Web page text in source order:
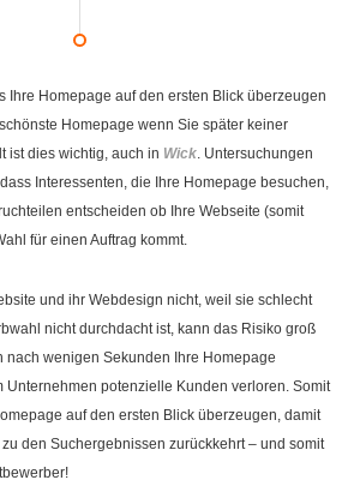
Ihre Homepage auf den ersten Blick überzeugen
Homepage wenn Sie später keiner
ist dies wichtig, auch in Wick. Untersuchungen
Interessenten, die Ihre Homepage besuchen,
entscheiden ob Ihre Webseite (somit
für einen Auftrag kommt.
und ihr Webdesign nicht, weil sie schlecht
nicht durchdacht ist, kann das Risiko groß
nach wenigen Sekunden Ihre Homepage
Unternehmen potenzielle Kunden verloren. Somit
auf den ersten Blick überzeugen, damit
den Suchergebnissen zurückkehrt – und somit